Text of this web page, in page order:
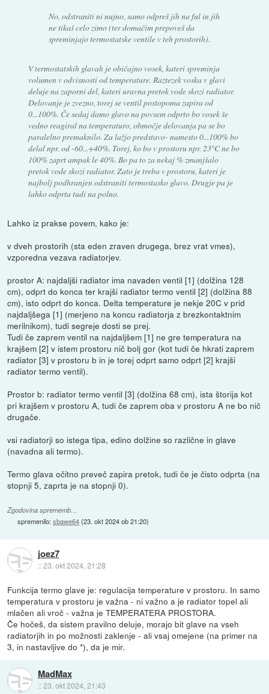
No, odstraniti ni nujno, samo odpreš jih na ful in jih
ne tikaš celo zimo (ter domačim prepoveš da
spreminjajo termostatske ventile v teh prostorih).
V termostatskih glavah je običajno vosek, kateri spreminja
volumen v odvisnosti od temperature. Raztezek voska v glavi
deluje na zaporni del, kateri uravna pretok vode skozi radiator.
Delovanje je zvezno, torej se ventil postopoma zapira od
0...100%. Če sedaj damo glavo na povsem odprto bo vosek še
vedno reagiral na temperaturo, območje delovanja pa se bo
paralelno premaknilo. Za lažjo predstavo- namesto 0...100% bo
delal npr. od -60...+40%. Torej, ko bo v prostoru npr. 23°C ne bo
100% zaprt ampak le 40%. Bo pa to za nekaj % zmanjšalo
pretok vode skozi radiator. Zato je treba v prostoru, kateri je
najbolj podhranjen odstraniti termostasko glavo. Drugje pa je
lahko odprta tudi na polno.
Lahko iz prakse povem, kako je:
v dveh prostorih (sta eden zraven drugega, brez vrat vmes),
vzporedna vezava radiatorjev.
prostor A: najdaljši radiator ima navaden ventil [1] (dolžina 128
cm), odprt do konca ter krajši radiator termo ventil [2] (dolžina 88
cm), isto odprt do konca. Delta temperature je nekje 20C v prid
najdaljšega [1] (merjeno na koncu radiatorja z brezkontaktnim
merilnikom), tudi segreje dosti se prej.
Tudi če zaprem ventil na najdaljšem [1] ne gre temperatura na
krajšem [2] v istem prostoru nič bolj gor (kot tudi če hkrati zaprem
radiator [3] v prostoru b in je torej odprt samo odprt [2] krajši
radiator termo ventil).
Prostor b: radiator termo ventil [3] (dolžina 68 cm), ista štorija kot
pri krajšem v prostoru A, tudi če zaprem oba v prostoru A ne bo nič
drugače.
vsi radiatorji so istega tipa, edino dolžine so različne in glave
(navadna ali termo).
Termo glava očitno preveč zapira pretok, tudi če je čisto odprta (na
stopnji 5, zaprta je na stopnji 0).
Zgodovina sprememb…
spremenilo:sbawe64(23. okt 2024 ob 21:20)
joez7
::23. okt 2024, 21:28
Funkcija termo glave je: regulacija temperature v prostoru. In samo
temperatura v prostoru je važna - ni važno a je radiator topel ali
mlačen ali vroč - važna je TEMPERATERA PROSTORA.
Če hočeš, da sistem pravilno deluje, morajo bit glave na vseh
radiatorjih in po možnosti zaklenje - ali vsaj omejene (na primer na
3, in nastavljive do *), da je mir.
MadMax
::23. okt 2024, 21:43